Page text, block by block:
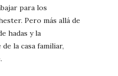
para los
Pero más allá de
hadas y la
la casa familiar,